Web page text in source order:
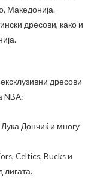
Македонија.
дресови, како и
дресови
NBA:
Дончиќ и многу
Celtics, Bucks и
лигата.